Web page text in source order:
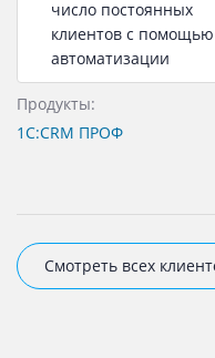
Продукты:
1С:CRM ПРОФ
Смотреть всех